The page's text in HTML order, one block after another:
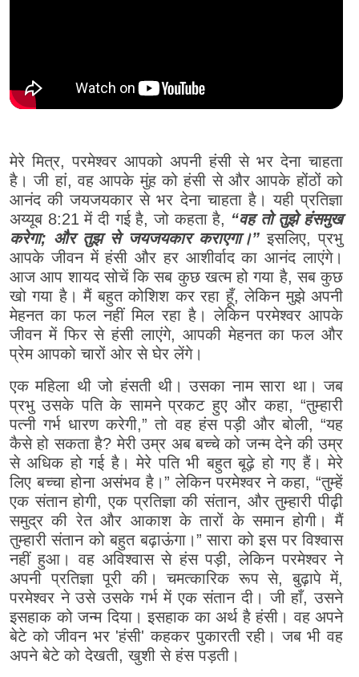
मेरे मित्र, परमेश्वर आपको अपनी हंसी से भर देना चाहता
है। जी हां, वह आपके मुंह को हंसी से और आपके होंठों को
आनंद की जयजयकार से भर देना चाहता है। यही प्रतिज्ञा
अय्यूब 8:21 में दी गई है, जो कहता है, “वह तो तुझे हंसमुख
करेगा; और तुझ से जयजयकार कराएगा।”इसलिए, प्रभु
आपके जीवन में हंसी और हर आशीर्वाद का आनंद लाएंगे।
आज आप शायद सोचें कि सब कुछ खत्म हो गया है, सब कुछ
खो गया है। मैं बहुत कोशिश कर रहा हूँ, लेकिन मुझे अपनी
मेहनत का फल नहीं मिल रहा है। लेकिन परमेश्वर आपके
जीवन में फिर से हंसी लाएंगे, आपकी मेहनत का फल और
प्रेम आपको चारों ओर से घेर लेंगे।
एक महिला थी जो हंसती थी। उसका नाम सारा था। जब
प्रभु उसके पति के सामने प्रकट हुए और कहा, “तुम्हारी
पत्नी गर्भ धारण करेगी,” तो वह हंस पड़ी और बोली, “यह
कैसे हो सकता है? मेरी उम्र अब बच्चे को जन्म देने की उम्र
से अधिक हो गई है। मेरे पति भी बहुत बूढ़े हो गए हैं। मेरे
लिए बच्चा होना असंभव है।” लेकिन परमेश्वर ने कहा, “तुम्हें
एक संतान होगी, एक प्रतिज्ञा की संतान, और तुम्हारी पीढ़ी
समुद्र की रेत और आकाश के तारों के समान होगी। मैं
तुम्हारी संतान को बहुत बढ़ाऊंगा।” सारा को इस पर विश्वास
नहीं हुआ। वह अविश्वास से हंस पड़ी, लेकिन परमेश्वर ने
अपनी प्रतिज्ञा पूरी की। चमत्कारिक रूप से, बुढ़ापे में,
परमेश्वर ने उसे उसके गर्भ में एक संतान दी। जी हाँ, उसने
इसहाक को जन्म दिया। इसहाक का अर्थ है हंसी। वह अपने
बेटे को जीवन भर 'हंसी' कहकर पुकारती रही। जब भी वह
अपने बेटे को देखती, खुशी से हंस पड़ती।